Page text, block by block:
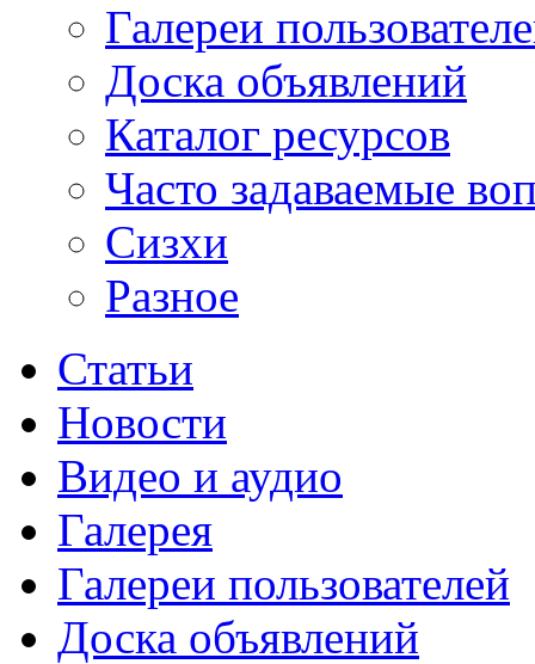
Галереи
Доска объявлений
Каталог ресурсов
Часто задаваемые
Сизхи
Разное
Статьи
Новости
Видео и аудио
Галерея
Галереи пользователей
Доска объявлений